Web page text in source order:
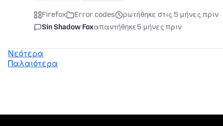
Firefox Error codes
ρωτήθηκε στις 5 μήνες πριν
Sin Shadow Foxαπαντήθηκε5 μήνες πριν
Νεότερα
Παλαιότερα